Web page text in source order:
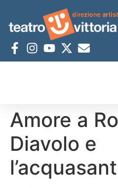
Amore a
Diavolo e